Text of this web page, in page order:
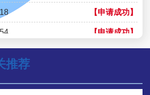
【申请成功】
【申请成功】
【申请成功】
【申请成功】
推荐